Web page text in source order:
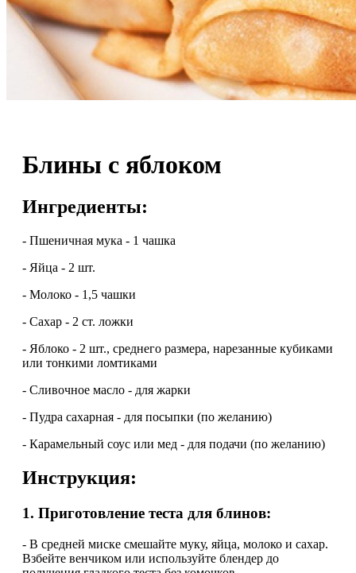
Блины с яблоком
Ингредиенты:
- Пшеничная мука - 1 чашка
- Яйца - 2 шт.
- Молоко - 1,5 чашки
- Сахар - 2 ст. ложки
- Яблоко - 2 шт., среднего размера, нарезанные кубиками
или тонкими ломтиками
- Сливочное масло - для жарки
- Пудра сахарная - для посыпки (по желанию)
- Карамельный соус или мед - для подачи (по желанию)
Инструкция:
1. Приготовление теста для блинов:
- В средней миске смешайте муку, яйца, молоко и сахар.
Взбейте венчиком или используйте блендер до